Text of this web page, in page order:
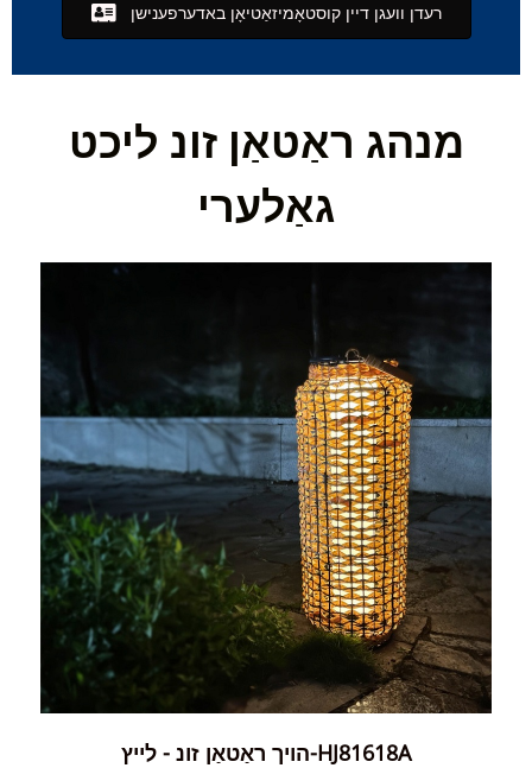
רעדן וועגן דיין קוסטאָמיזאַטיאָן באדערפענישן
מנהג ראַטאַן זונ ליכט
גאַלערי
הויך ראַטאַן זונ - לייץ-HJ81618A